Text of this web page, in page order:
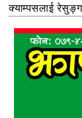
क्याम्पसलाई